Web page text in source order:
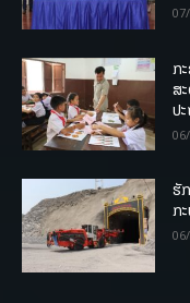
ກ
ສ
ປ
ຮັ
ກ